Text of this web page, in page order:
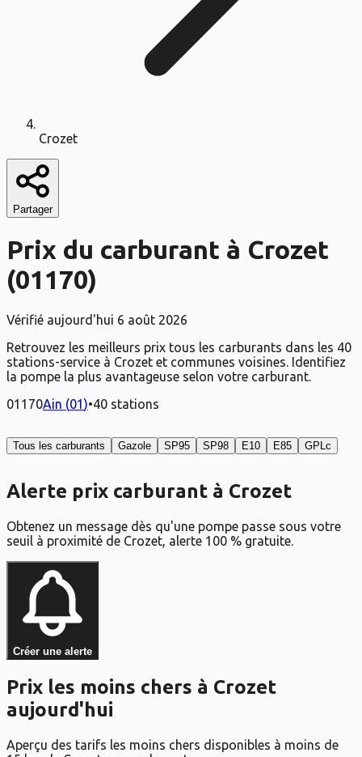
Crozet
Partager
Prix du carburant à Crozet
(01170)
Vérifié aujourd'hui 6 août 2026
Retrouvez les meilleurs prix tous les carburants dans les 40
stations-service à Crozet et communes voisines. Identifiez
la pompe la plus avantageuse selon votre carburant.
01170Ain (01)•40 stations
Tous les carburants Gazole SP95 SP98 E10 E85 GPLc
Alerte prix carburant à Crozet
Obtenez un message dès qu'une pompe passe sous votre
seuil à proximité de Crozet, alerte 100 % gratuite.
Créer une alerte
Prix les moins chers à Crozet
aujourd'hui
Aperçu des tarifs les moins chers disponibles à moins de